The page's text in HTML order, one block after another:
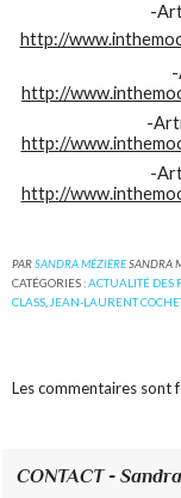
-
http://
http://
-
http://
-
http://
PARSANDRA MÉZIÈRESANDRA
CATÉGORIES :ACTUALITÉ DES
CLASS JEAN-LAURENT
Les commentaires sont
CONTACT -